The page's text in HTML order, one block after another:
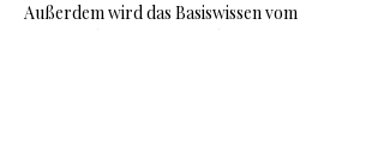
Außerdem wird das Basiswissen vom